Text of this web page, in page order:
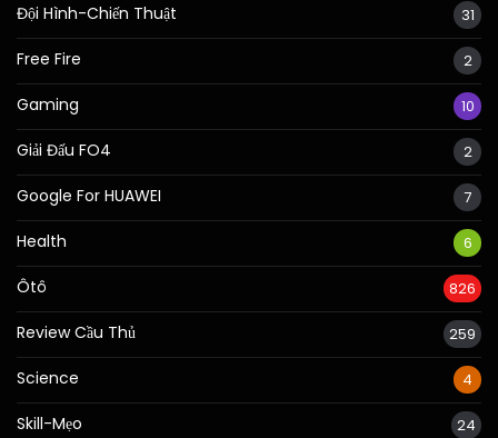
Đội Hình-Chiến Thuật 31
Free Fire 2
Gaming 10
Giải Đấu FO4 2
Google For HUAWEI 7
Health 6
Ôtô 826
Review Cầu Thủ 259
Science 4
Skill-Mẹo 24